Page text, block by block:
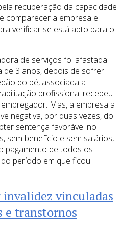
recuperação da capacidade
comparecer a empresa e
verificar se está apto para o
de serviços foi afastada
de 3 anos, depois de sofrer
do pé, associada a
profissional recebeu
Mas, a empresa a
negativa, por duas vezes, do
sentença favorável no
sem benefício e sem salários,
pagamento de todos os
período em que ficou
vinculadas
e transtornos